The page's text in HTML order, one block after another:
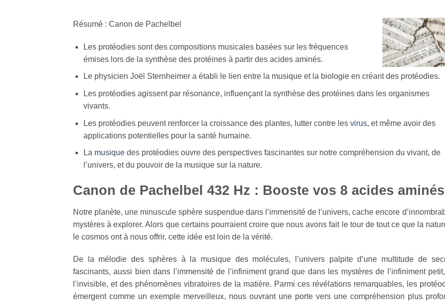
Résumé : Canon de Pachelbel
Les protéodies sont des compositions musicales basées sur les fréquences
émises lors de la synthèse des protéines à partir des acides aminés.
Le physicien Joël Sternheimer a établi le lien entre la musique et la biologie en créant des protéodies.
Les protéodies agissent par résonance, influençant la synthèse des protéines dans les organismes
vivants.
Les protéodies peuvent renforcer la croissance des plantes, lutter contre les virus, et même avoir des
applications potentielles pour la santé humaine.
La musiquedes protéodies ouvre des perspectives fascinantes sur notre compréhension du vivant, de
l’univers, et du pouvoir de la musique sur la nature.
Canon de Pachelbel 432 Hz : Booste vos 8 acides
Notre planète, une minuscule sphère suspendue dans l’immensité de l’univers, cache encore
mystères à explorer. Alors que certains pourraient croire que nous avons fait le tour de tout ce que la
le cosmos ont à nous offrir, cette idée est loin de la vérité.
De la mélodie des sphères à la musique des molécules, l’univers palpite d’une multitude de
fascinants, aussi bien dans l’immensité de l’infiniment grand que dans les mystères de l’infiniment
l’invisible, et des phénomènes vibratoires de la matière. Parmi ces révélations remarquables, les
émergent comme un exemple merveilleux, nous ouvrant une porte vers une compréhension plus